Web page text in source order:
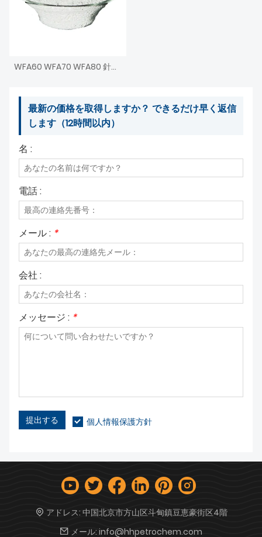
WFA60 WFA70 WFA80 針状ウォラストナイト粉末
最新の価格を取得しますか？ できるだけ早く返信
します（12時間以内）
名 :
電話 :
メール : *
会社 :
メッセージ : *
提出する 個人情報保護方針
アドレス: 中国北京市方山区斗甸鎮豆恵豪街区4階
メール: info@hhpetrochem.com